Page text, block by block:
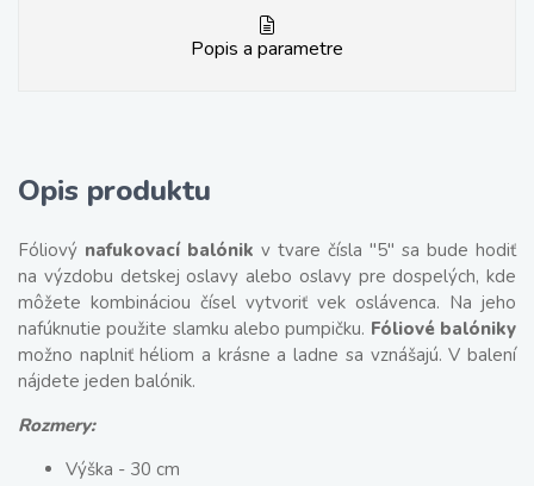
Popis a parametre
Opis produktu
Fóliový nafukovací balónik v tvare čísla "5" sa bude hodiť
na výzdobu detskej oslavy alebo oslavy pre dospelých, kde
môžete kombináciou čísel vytvoriť vek oslávenca. Na jeho
nafúknutie použite slamku alebo pumpičku. Fóliové balóniky
možno naplniť héliom a krásne a ladne sa vznášajú. V balení
nájdete jeden balónik.
Rozmery:
Výška - 30 cm